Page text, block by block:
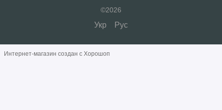
©2026
Укр Рус
Интернет-магазин создан с Хорошоп